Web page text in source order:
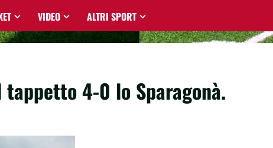
VIDEO ALTRI SPORT
4-0 lo Sparagonà.